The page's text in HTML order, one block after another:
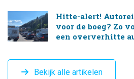
Hitte-alert!
voor de boeg? Zo
een oververhitte
Bekijk alle artikelen